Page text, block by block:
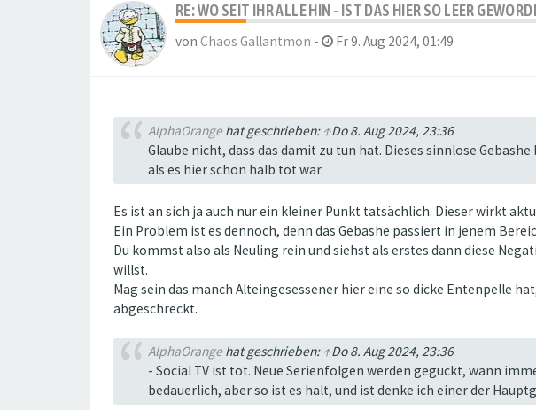
RE: WO SEIT IHR ALLE HIN - IST DAS HIER SO LEER
von Chaos Gallantmon - Fr 9. Aug 2024, 01:49
AlphaOrangehat geschrieben: ↑Do 8. Aug 2024, 23:36
Glaube nicht, dass das damit zu tun hat. Dieses sinnlose
als es hier schon halb tot war.
Es ist an sich ja auch nur ein kleiner Punkt tatsächlich. Dieser wirkt
Ein Problem ist es dennoch, denn das Gebashe passiert in jenem
Du kommst also als Neuling rein und siehst als erstes dann diese
willst.
Mag sein das manch Alteingesessener hier eine so dicke Entenpelle
abgeschreckt.
AlphaOrangehat geschrieben: ↑Do 8. Aug 2024, 23:36
- Social TV ist tot. Neue Serienfolgen werden geguckt, wann
bedauerlich, aber so ist es halt, und ist denke ich einer der